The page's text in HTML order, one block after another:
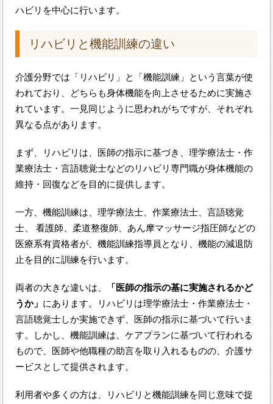
ハビリを中心に行います。
リハビリと機能訓練の違い
介護分野では「リハビリ」と「機能訓練」という言葉が使
われており、どちらも身体機能を向上させるために実施さ
れています。一見同じように思われがちですが、それぞれ
異なる点があります。
まず、リハビリは、医師の指示に基づき、理学療法士・作
業療法士・言語聴覚士などのリハビリ専門職が身体機能の
維持・回復などを目的に提供します。
一方、機能訓練は、理学療法士、作業療法士、言語聴覚
士、 看護師、柔道整復師、あん摩マッサージ指圧師などの
医療系有資格者が、機能訓練指導員となり、機能の減退防
止を目的に訓練を行います。
両者の大きな違いは、
「医師の指示の基に実施されるかど
うか」 にあります。リハビリは理学療法士・作業療法士・
言語聴覚士しか実施できず、医師の指示に基づいて行いま
す。しかし、機能訓練は、ケアプランに基づいて行われる
もので、医師や他職種の助言を取り入れるものの、介護サ
ービスとして提供されます。
利用者や多くの方は、リハビリと機能訓練を同じ意味で捉